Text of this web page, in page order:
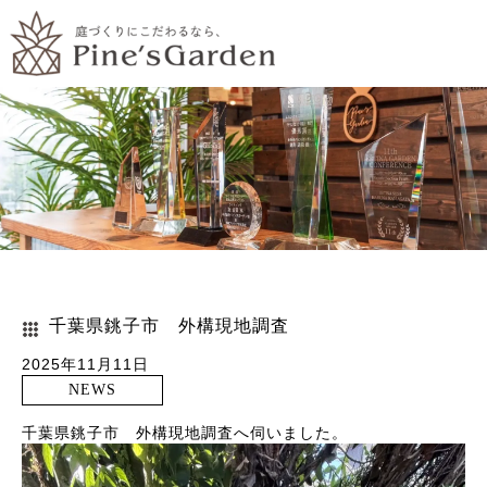
千葉県銚子市 外構現地調査
2025年11月11日
NEWS
千葉県銚子市 外構現地調査へ伺いました。